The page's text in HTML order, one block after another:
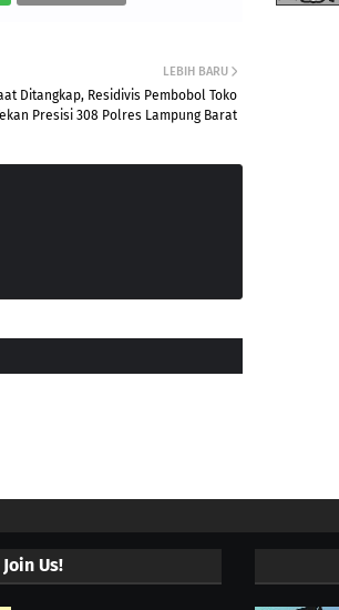
LEBIH BARU
Ditangkap, Residivis Pembobol Toko
Presisi 308 Polres Lampung Barat
Join Us!